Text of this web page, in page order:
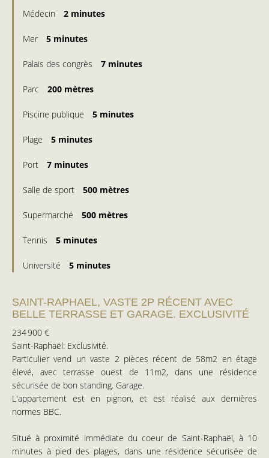
Médecin 2 minutes
Mer 5 minutes
Palais des congrès 7 minutes
Parc 200 mètres
Piscine publique 5 minutes
Plage 5 minutes
Port 7 minutes
Salle de sport 500 mètres
Supermarché 500 mètres
Tennis 5 minutes
Université 5 minutes
SAINT-RAPHAEL, VASTE 2P RÉCENT AVEC
BELLE TERRASSE ET GARAGE. EXCLUSIVITÉ
234 900 €
Saint-Raphaël: Exclusivité.
Particulier vend un vaste 2 pièces récent de 58m2 en étage
élevé, avec terrasse ouest de 11m2, dans une résidence
sécurisée de bon standing. Garage.
L'appartement est en pignon, et est réalisé aux dernières
normes BBC.
Situé à proximité immédiate du coeur de Saint-Raphaël, à 10
minutes à pied des plages, dans une résidence sécurisée de